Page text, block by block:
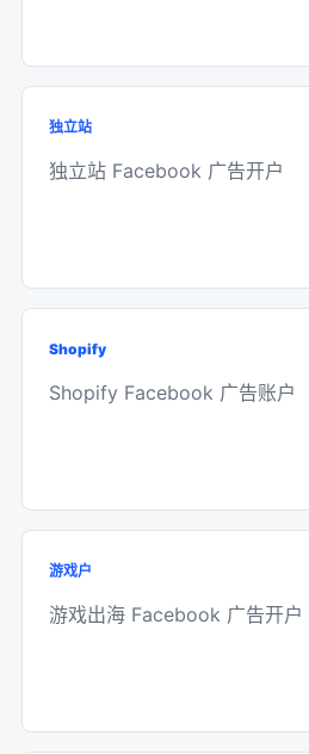
独立站
独立站 Facebook 广告开户
Shopify
Shopify Facebook 广告账户
游戏户
游戏出海 Facebook 广告开户